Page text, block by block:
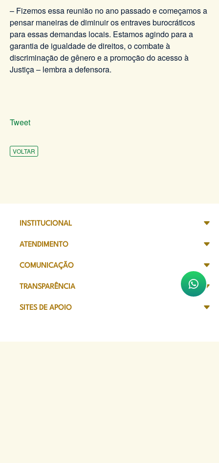
– Fizemos essa reunião no ano passado e começamos a
pensar maneiras de diminuir os entraves burocráticos
para essas demandas locais. Estamos agindo para a
garantia de igualdade de direitos, o combate à
discriminação de gênero e a promoção do acesso à
Justiça – lembra a defensora.
Tweet
VOLTAR
INSTITUCIONAL
ATENDIMENTO
COMUNICAÇÃO
TRANSPARÊNCIA
SITES DE APOIO